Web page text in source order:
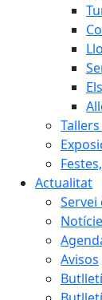
Actualitat
Servei
Avisos